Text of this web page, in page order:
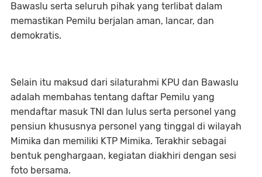
Bawaslu serta seluruh pihak yang terlibat dalam
memastikan Pemilu berjalan aman, lancar, dan
demokratis.
Selain itu maksud dari silaturahmi KPU dan Bawaslu
adalah membahas tentang daftar Pemilu yang
mendaftar masuk TNI dan lulus serta personel yang
pensiun khususnya personel yang tinggal di wilayah
Mimika dan memiliki KTP Mimika. Terakhir sebagai
bentuk penghargaan, kegiatan diakhiri dengan sesi
foto bersama.